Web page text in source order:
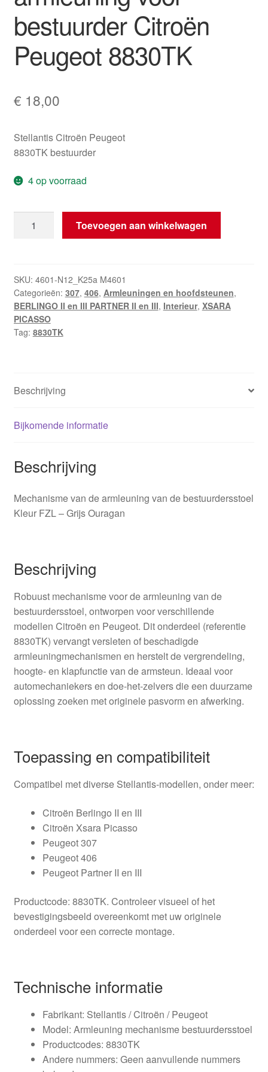
bestuurder Citroën
Peugeot 8830TK
€ 18,00
Stellantis Citroën Peugeot
8830TK bestuurder
4 op voorraad
voor
bestuurder
Citroën
Peugeot
8830TK
Toevoegen aan winkelwagen
SKU: 4601-N12_K25a M4601
Categorieën: 307, 406, Armleuningen en hoofdsteunen,
BERLINGO II en III PARTNER II en III, Interieur, XSARA
PICASSO
Tag: 8830TK
Beschrijving
Bijkomende informatie
Beschrijving
Mechanisme van de armleuning van de bestuurdersstoel
Kleur FZL – Grijs Ouragan
Beschrijving
Robuust mechanisme voor de armleuning van de
bestuurdersstoel, ontworpen voor verschillende
modellen Citroën en Peugeot. Dit onderdeel (referentie
8830TK) vervangt versleten of beschadigde
armleuningmechanismen en herstelt de vergrendeling,
hoogte- en klapfunctie van de armsteun. Ideaal voor
automechaniekers en doe-het-zelvers die een duurzame
oplossing zoeken met originele pasvorm en afwerking.
Toepassing en compatibiliteit
Compatibel met diverse Stellantis-modellen, onder meer:
Citroën Berlingo II en III
Citroën Xsara Picasso
Peugeot 307
Peugeot 406
Peugeot Partner II en III
Productcode: 8830TK. Controleer visueel of het
bevestigingsbeeld overeenkomt met uw originele
onderdeel voor een correcte montage.
Technische informatie
Fabrikant: Stellantis / Citroën / Peugeot
Model: Armleuning mechanisme bestuurdersstoel
Productcodes: 8830TK
Andere nummers: Geen aanvullende nummers